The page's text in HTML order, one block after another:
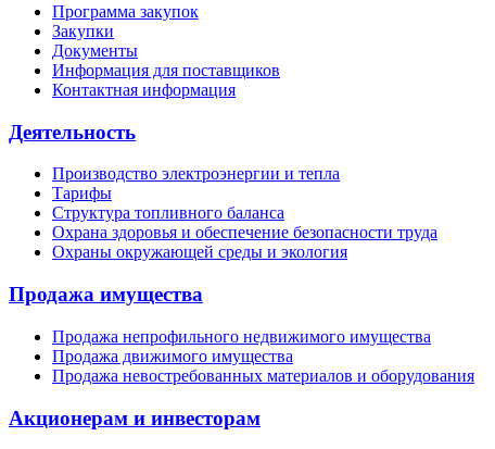
Программа закупок
Закупки
Документы
Информация для поставщиков
Контактная информация
Деятельность
Производство электроэнергии и тепла
Тарифы
Структура топливного баланса
Охрана здоровья и обеспечение безопасности труда
Охраны окружающей среды и экология
Продажа имущества
Продажа непрофильного недвижимого имущества
Продажа движимого имущества
Продажа невостребованных материалов и оборудования
Акционерам и инвесторам